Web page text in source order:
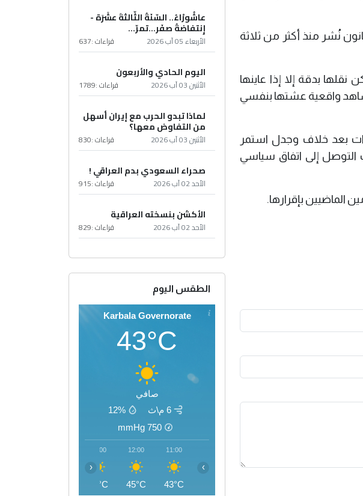
نُشر منذ أكثر من ثلاثة
بدقة إلا إذا عاينها
واقعية عشتها بنفسي
بعد خلاف وجدل استمر
التوصل إلى اتفاق سياسي
الماضيين بإقرارها.
عاشُورْاءُ.. السّنَةُ الثّالثةَ عشَرَة -
إِنتفاضةُ صفَر…تمرّ...
الأربعاء 05 آب 2026 قراءات :637
اليوم الحادي والأربعون
الأثنين 03 آب 2026 قراءات :1789
لماذا تبدو الحرب مع إيران أسهل
من التفاوض معها؟
الأثنين 03 آب 2026 قراءات :830
صحراء السعودي بدم العراقي !
الأحد 02 آب 2026 قراءات :915
الأكشن بنسخته العراقية
الأحد 02 آب 2026 قراءات :829
الطقس اليوم
Karbala Governorate
43°C
صافي
6 م\ث
12%
750
mmHg
11:00
43°C
12:00
45°C
13:00
46°C
‹ ›